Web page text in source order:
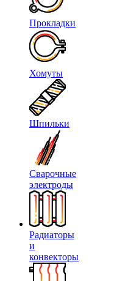
Прокладки
Хомуты
Шпильки
Сварочные
электроды
Радиаторы
и
конвекторы